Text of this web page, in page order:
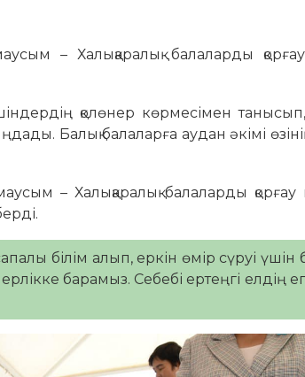
– Халықаралық балаларды
қолөнер көрмесімен
Балық балаларға аудан әкімі
– Халықаралық балаларды қорғау
білім алып, еркін өмір сүруі үшін
барамыз. Себебі ертеңгі елдің